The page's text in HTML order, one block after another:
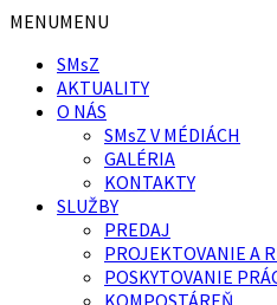
Preskočiť
obsah
Preskočiť
pätičku
MENUMENU
SMsZ
AKTUALITY
O NÁS
SMsZ V MÉDIÁCH
GALÉRIA
KONTAKTY
SLUŽBY
PREDAJ
PROJEKTOVANIE A
POSKYTOVANIE
KOMPOSTÁREŇ